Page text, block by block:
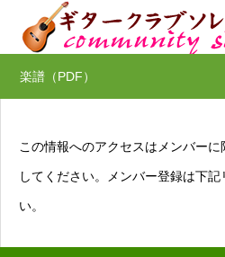
楽譜（PDF）
この情報へのアクセスはメンバー
してください。メンバー登録は下
い。